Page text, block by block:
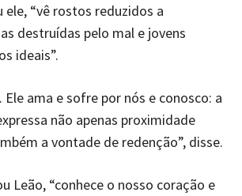
ele, “vê rostos reduzidos a
destruídas pelo mal e jovens
ideais”.
Ele ama e sofre por nós e conosco: a
não apenas proximidade
a vontade de redenção”, disse.
Leão, “conhece o nosso coração e